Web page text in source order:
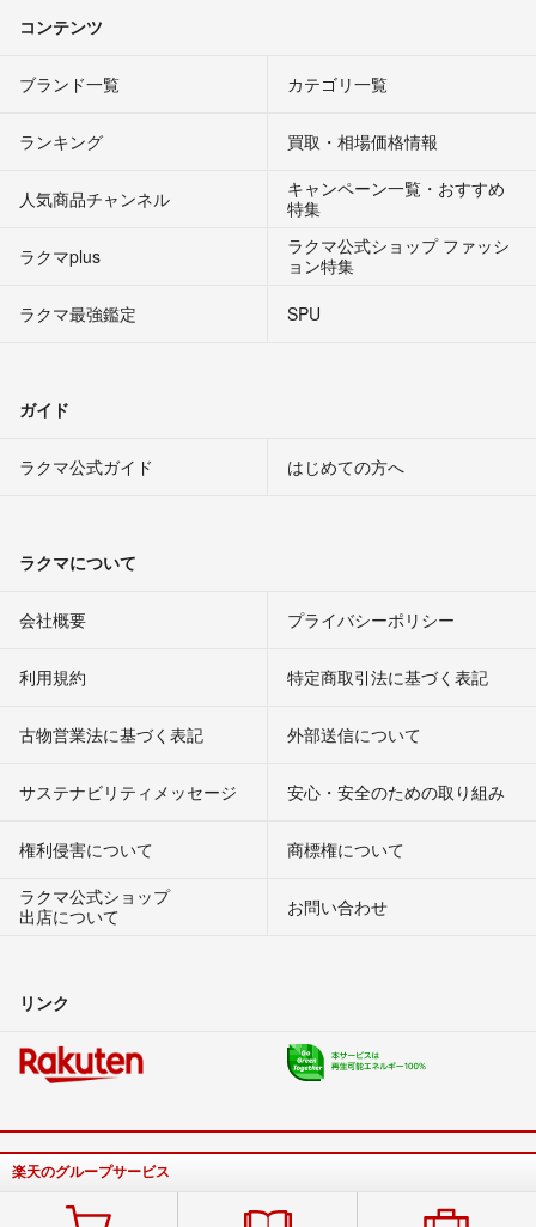
コンテンツ
ブランド一覧 カテゴリ一覧
ランキング 買取・相場価格情報
人気商品チャンネル
キャンペーン一覧・おすすめ
特集
ラクマplus
ラクマ公式ショップ ファッシ
ョン特集
ラクマ最強鑑定
SPU
ガイド
ラクマ公式ガイド はじめての方へ
ラクマについて
会社概要 プライバシーポリシー
利用規約 特定商取引法に基づく表記
古物営業法に基づく表記 外部送信について
サステナビリティメッセージ 安心・安全のための取り組み
権利侵害について
商標権について
ラクマ公式ショップ
出店について
お問い合わせ
リンク
楽天のグループサービス